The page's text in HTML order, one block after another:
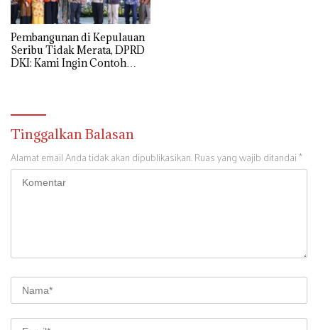
Pembangunan di Kepulauan
Seribu Tidak Merata, DPRD
DKI: Kami Ingin Contoh
Tinggalkan Balasan
Alamat email Anda tidak akan dipublikasikan.Ruas yang wajib ditandai*